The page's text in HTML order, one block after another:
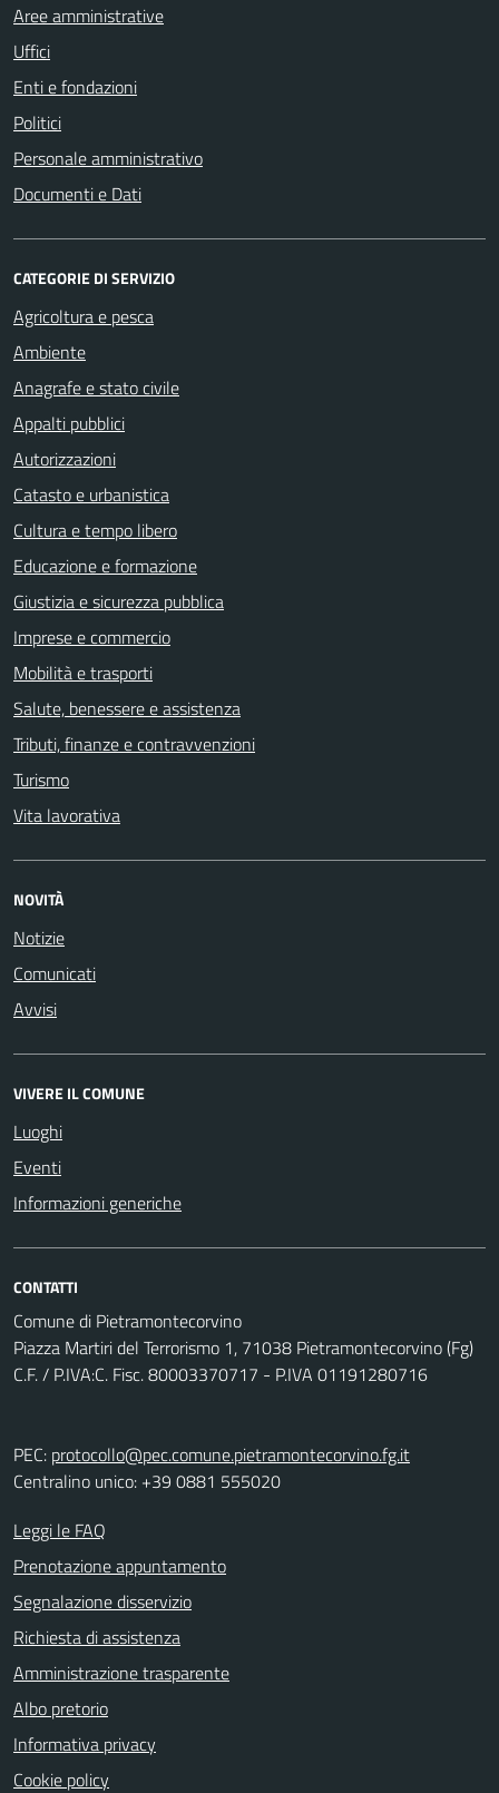
Aree amministrative
Uffici
Enti e fondazioni
Politici
Personale amministrativo
Documenti e Dati
CATEGORIE DI SERVIZIO
Agricoltura e pesca
Ambiente
Anagrafe e stato civile
Appalti pubblici
Autorizzazioni
Catasto e urbanistica
Cultura e tempo libero
Educazione e formazione
Giustizia e sicurezza pubblica
Imprese e commercio
Mobilità e trasporti
Salute, benessere e assistenza
Tributi, finanze e contravvenzioni
Turismo
Vita lavorativa
NOVITÀ
Notizie
Comunicati
Avvisi
VIVERE IL COMUNE
Luoghi
Eventi
Informazioni generiche
CONTATTI
Comune di Pietramontecorvino
Piazza Martiri del Terrorismo 1, 71038 Pietramontecorvino (Fg)
C.F. / P.IVA:C. Fisc. 80003370717 - P.IVA 01191280716
PEC: protocollo@pec.comune.pietramontecorvino.fg.it
Centralino unico: +39 0881 555020
Leggi le FAQ
Prenotazione appuntamento
Segnalazione disservizio
Richiesta di assistenza
Amministrazione trasparente
Albo pretorio
Informativa privacy
Cookie policy